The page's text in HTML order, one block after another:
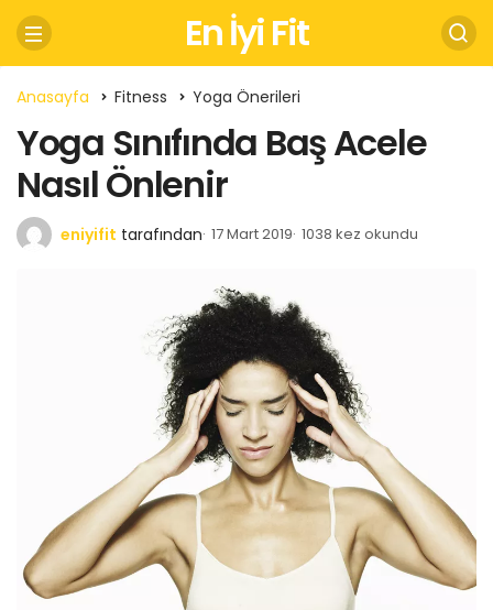
En İyi Fit
Anasayfa Fitness Yoga Önerileri
Yoga Sınıfında Baş Acele
Nasıl Önlenir
eniyifit tarafından 17 Mart 2019 1038 kez okundu